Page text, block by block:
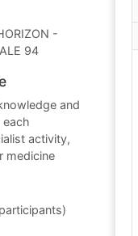
-
94
and
activity,
medicine